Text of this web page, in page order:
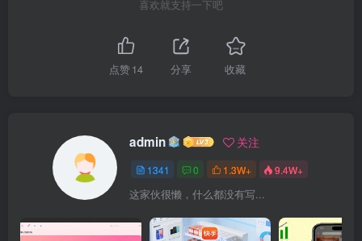
喜欢就支持一下吧
点赞14 分享 收藏
admin 关注
1341 0 1.3W+ 9.4W+
这家伙很懒，什么都没有写...